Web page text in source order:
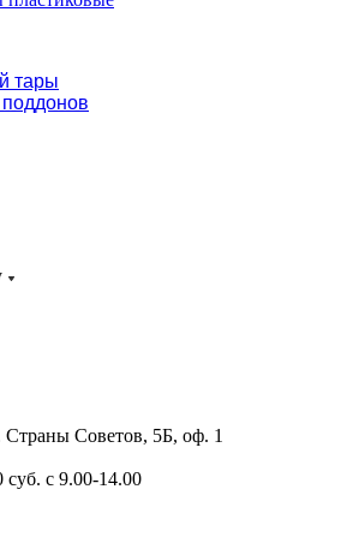
тары
Страны Советов, 5Б, оф. 1
суб. с 9.00-14.00